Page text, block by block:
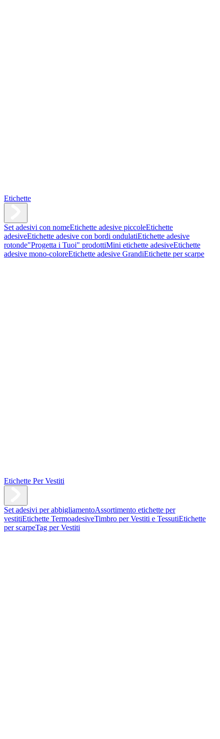
Etichette
Set adesivi con nomeEtichette adesive piccoleEtichette
adesiveEtichette adesive con bordi ondulatiEtichette adesive
rotonde"Progetta i Tuoi" prodottiMini etichette adesiveEtichette
adesive mono-coloreEtichette adesive GrandiEtichette per scarpe
Etichette Per Vestiti
Set adesivi per abbigliamentoAssortimento etichette per
vestitiEtichette TermoadesiveTimbro per Vestiti e TessutiEtichette
per scarpeTag per Vestiti